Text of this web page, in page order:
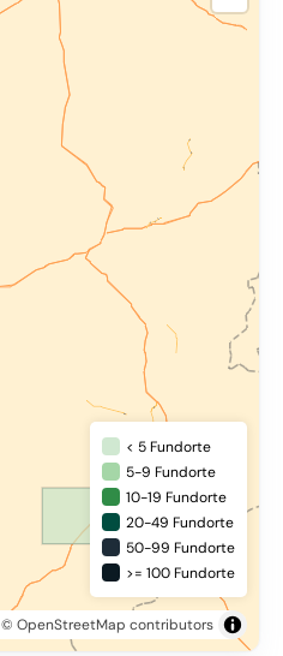
© OpenStreetMap contributors
< 5 Fundorte
5-9 Fundorte
10-19 Fundorte
20-49 Fundorte
50-99 Fundorte
>= 100 Fundorte